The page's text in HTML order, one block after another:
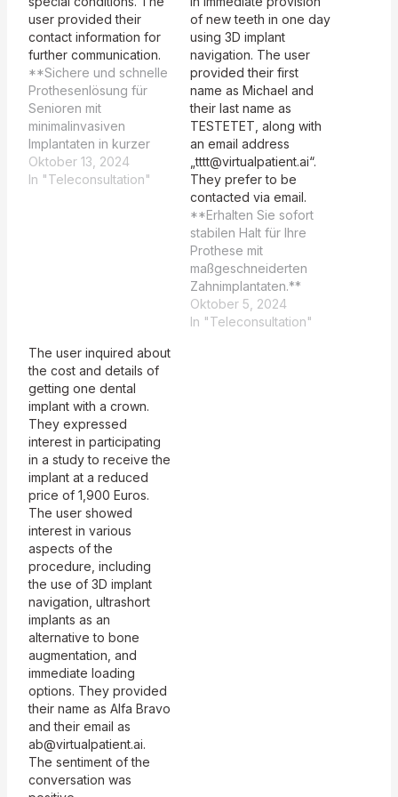
user provided their
contact information for
further communication.
**Sichere und schnelle
Prothesenlösung für
Senioren mit
minimalinvasiven
Implantaten in kurzer
Zeit.** Hallo und
herzlich willkommen,
Implantate sind eine
hervorragende Option
bei wenig
Knochenangebot.
Unsere…
Oktober 13, 2024
In "Teleconsultation"
of new teeth in one day
using 3D implant
navigation. The user
provided their first
name as Michael and
their last name as
TESTETET, along with
an email address
„tttt@virtualpatient.ai“.
They prefer to be
contacted via email.
**Erhalten Sie sofort
stabilen Halt für Ihre
Prothese mit
maßgeschneiderten
Zahnimplantaten.**
Guten Tag, Michael!
Vielen Dank für Ihr
Oktober 5, 2024
In "Teleconsultation"
The user inquired about
the cost and details of
getting one dental
implant with a crown.
They expressed
interest in participating
in a study to receive the
implant at a reduced
price of 1,900 Euros.
The user showed
interest in various
aspects of the
procedure, including
the use of 3D implant
navigation, ultrashort
implants as an
alternative to bone
augmentation, and
immediate loading
options. They provided
their name as Alfa Bravo
and their email as
ab@virtualpatient.ai.
The sentiment of the
conversation was